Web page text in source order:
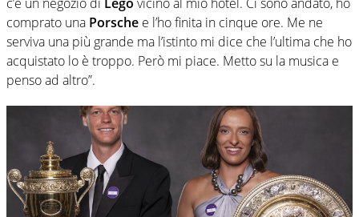
comprato una Porsche e l’ho finita in cinque ore. Me ne
serviva una più grande ma l’istinto mi dice che l’ultima che ho
acquistato lo è troppo. Però mi piace. Metto su la musica e
penso ad altro”.